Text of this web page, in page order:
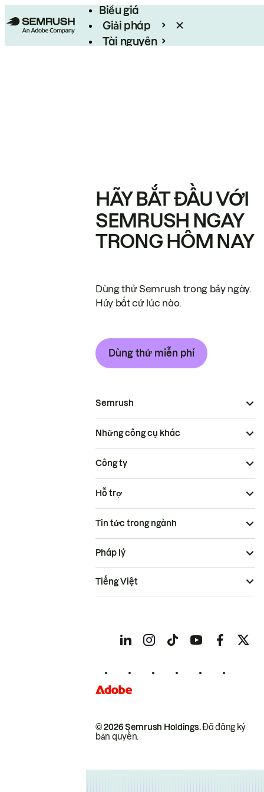
Biểu giá
Giải pháp
Tài nguyên
HÃY BẮT ĐẦU VỚI
SEMRUSH NGAY
TRONG HÔM NAY
Dùng thử Semrush trong bảy ngày.
Hủy bất cứ lúc nào.
Dùng thử miễn phí
Semrush
Những công cụ khác
Công ty
Hỗ trợ
Tin tức trong ngành
© 2026 Semrush Holdings.Đã đăng ký
bản quyền.
Pháp lý
Tiếng Việt